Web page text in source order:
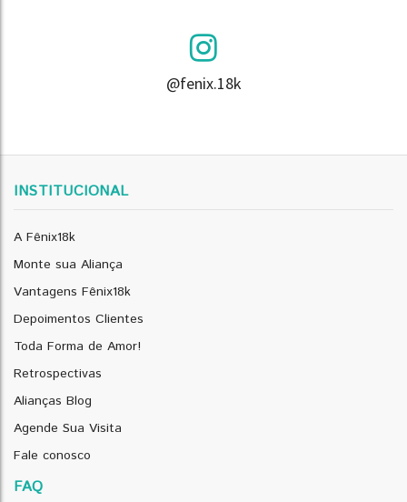
@fenix.18k
INSTITUCIONAL
A Fênix18k
Monte sua Aliança
Vantagens Fênix18k
Depoimentos Clientes
Toda Forma de Amor!
Retrospectivas
Alianças Blog
Agende Sua Visita
Fale conosco
FAQ